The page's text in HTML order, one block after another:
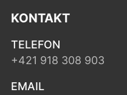
KONTAKT
TELEFON
+421 918 308 903
EMAIL